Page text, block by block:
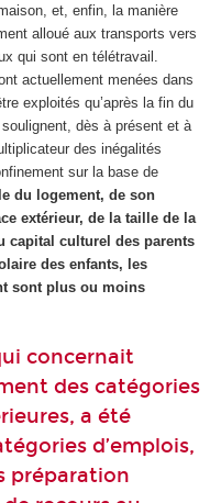
et, enfin, la manière
alloué aux transports vers
qui sont en télétravail.
actuellement menées dans
exploités qu’après la fin du
dès à présent et à
des inégalités
sur la base de
du logement, de son
extérieur, de la taille de la
capital culturel des parents
des enfants, les
sont plus ou moins
concernait
des catégories
a été
d’emplois,
préparation